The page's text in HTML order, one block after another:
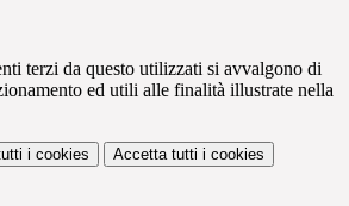
terzi da questo utilizzati si avvalgono di
ed utili alle finalità illustrate nella
i cookies Accetta tutti i cookies